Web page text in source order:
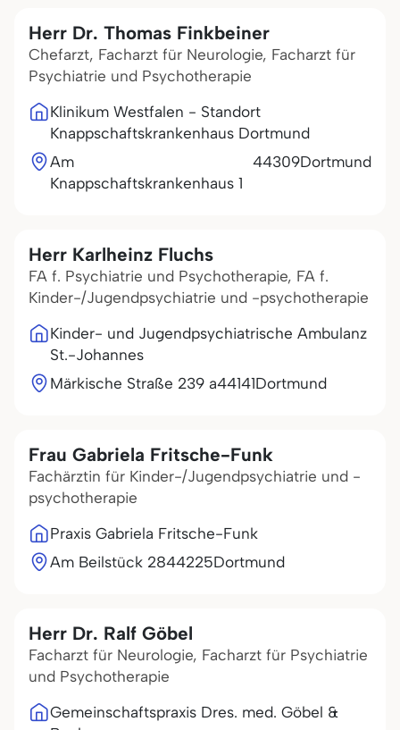
Herr Dr. Thomas Finkbeiner
Chefarzt, Facharzt für Neurologie, Facharzt für
Psychiatrie und Psychotherapie
Klinikum Westfalen - Standort
Knappschaftskrankenhaus Dortmund
Am
Knappschaftskrankenhaus 1
44309Dortmund
Herr Karlheinz Fluchs
FA f. Psychiatrie und Psychotherapie, FA f.
Kinder-/Jugendpsychiatrie und -psychotherapie
Kinder- und Jugendpsychiatrische Ambulanz
St.-Johannes
Märkische Straße 239 a44141Dortmund
Frau Gabriela Fritsche-Funk
Fachärztin für Kinder-/Jugendpsychiatrie und -
psychotherapie
Praxis Gabriela Fritsche-Funk
Am Beilstück 2844225Dortmund
Herr Dr. Ralf Göbel
Facharzt für Neurologie, Facharzt für Psychiatrie
und Psychotherapie
Gemeinschaftspraxis Dres. med. Göbel &